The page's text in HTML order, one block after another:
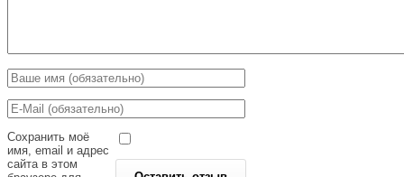
Сохранить моё
имя, email и адрес
сайта в этом